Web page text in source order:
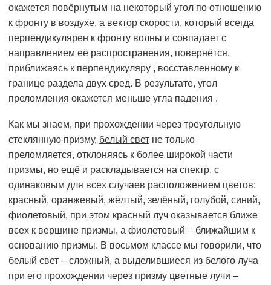
окажется повёрнутым на некоторый угол по отношению
к фронту в воздухе, а вектор скорости, который всегда
перпендикулярен к фронту волны и совпадает с
направлением её распространения, повернётся,
приближаясь к перпендикуляру , восставленному к
границе раздела двух сред. В результате, угол
преломления окажется меньше угла падения .
Как мы знаем, при прохождении через треугольную
стеклянную призму, белый свет не только
преломляется, отклоняясь к более широкой части
призмы, но ещё и раскладывается на спектр, с
одинаковым для всех случаев расположением цветов:
красный, оранжевый, жёлтый, зелёный, голубой, синий,
фиолетовый, при этом красный луч оказывается ближе
всех к вершине призмы, а фиолетовый – ближайшим к
основанию призмы. В восьмом классе мы говорили, что
белый свет – сложный, а выделившиеся из белого луча
при его прохождении через призму цветные лучи –